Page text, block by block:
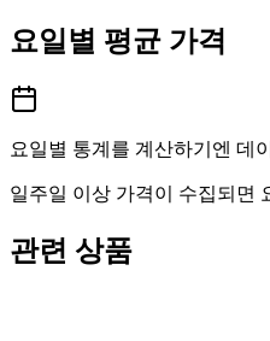
요일별 평균 가격
요일별 통계를 계산하기엔 데
일주일 이상 가격이 수집되면
관련 상품